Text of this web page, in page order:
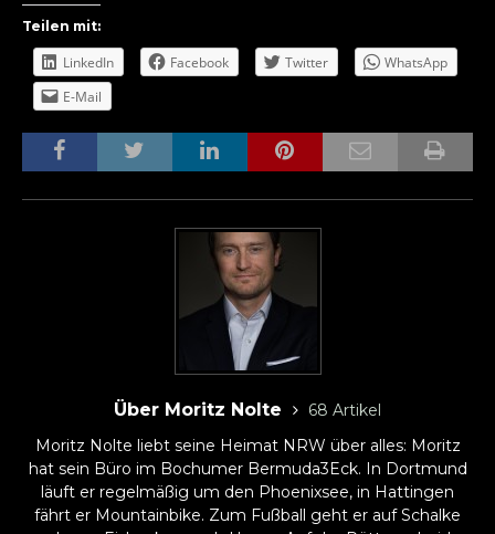
Teilen mit:
LinkedIn Facebook Twitter
WhatsApp
E-Mail
Über Moritz Nolte
68 Artikel
Moritz Nolte liebt seine Heimat NRW über alles: Moritz
hat sein Büro im Bochumer Bermuda3Eck. In Dortmund
läuft er regelmäßig um den Phoenixsee, in Hattingen
fährt er Mountainbike. Zum Fußball geht er auf Schalke